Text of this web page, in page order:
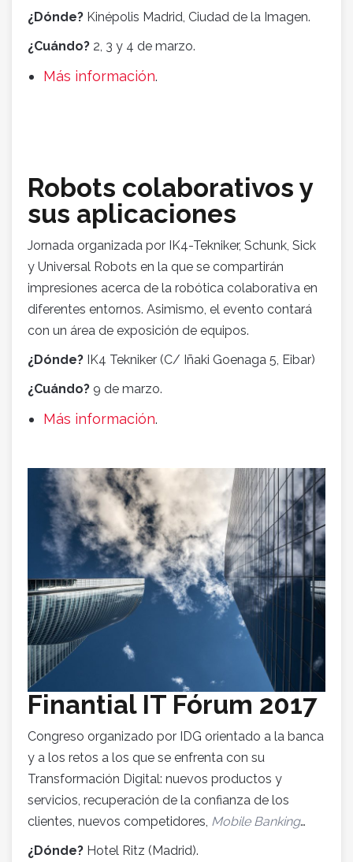
¿Dónde? Kinépolis Madrid, Ciudad de la Imagen.
¿Cuándo? 2, 3 y 4 de marzo.
Más información.
Robots colaborativos y
sus aplicaciones
Jornada organizada por IK4-Tekniker, Schunk, Sick
y Universal Robots en la que se compartirán
impresiones acerca de la robótica colaborativa en
diferentes entornos. Asimismo, el evento contará
con un área de exposición de equipos.
¿Dónde? IK4 Tekniker (C/ Iñaki Goenaga 5, Eibar)
¿Cuándo? 9 de marzo.
Más información.
Finantial IT Fórum 2017
Congreso organizado por IDG orientado a la banca
y a los retos a los que se enfrenta con su
Transformación Digital: nuevos productos y
servicios, recuperación de la confianza de los
clientes, nuevos competidores, Mobile Banking…
¿Dónde? Hotel Ritz (Madrid).